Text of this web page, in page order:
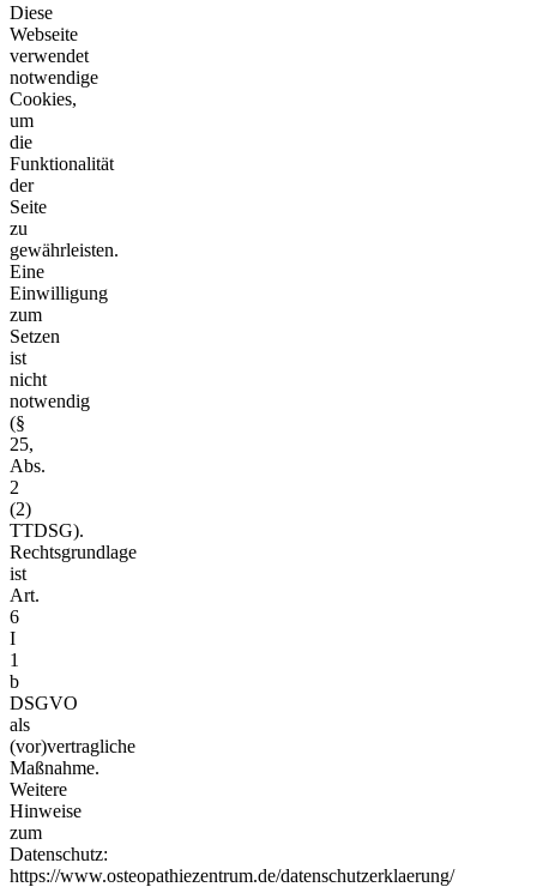
Diese
Webseite
verwendet
notwendige
Cookies,
um
die
Funktionalität
der
Seite
zu
gewährleisten.
Eine
Einwilligung
zum
Setzen
ist
nicht
notwendig
(§
25,
Abs.
2
(2)
TTDSG).
Rechtsgrundlage
ist
Art.
6
I
1
b
DSGVO
als
(vor)vertragliche
Maßnahme.
Weitere
Hinweise
zum
Datenschutz:
https://www.osteopathiezentrum.de/datenschutzerklaerung/